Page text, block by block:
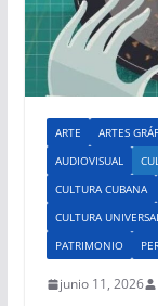
ARTE ARTES
AUDIOVISUAL
CULTURA CUBANA
CULTURA
PATRIMONIO
junio 11, 2026